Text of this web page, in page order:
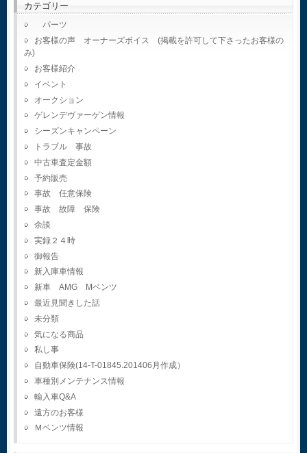
カテゴリー
パーツ
お客様の声 オーナーズボイス (掲載を許可して下さったお客様の
み)
お客様紹介
イベント
オークション
ゲレンデヴァーゲン情報
シーズンキャンペーン
トラブル 事故
中古車査定金額
予約販売
事故 任意保険
事故 故障 保険
余談
実録２４時
御報告
新入庫車情報
新車 AMG Mベンツ
最近見聞きした話
未分類
気になる商品
私し事
自動車保険(14-T-01845.201406月作成）
車種別メンテナンス情報
輸入車Q&A
遠方のお客様
Ｍベンツ情報